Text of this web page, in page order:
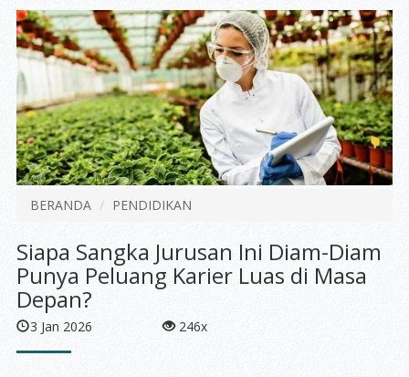
BERANDA PENDIDIKAN
Siapa Sangka Jurusan Ini Diam-Diam
Punya Peluang Karier Luas di Masa
Depan?
3 Jan 2026 246x